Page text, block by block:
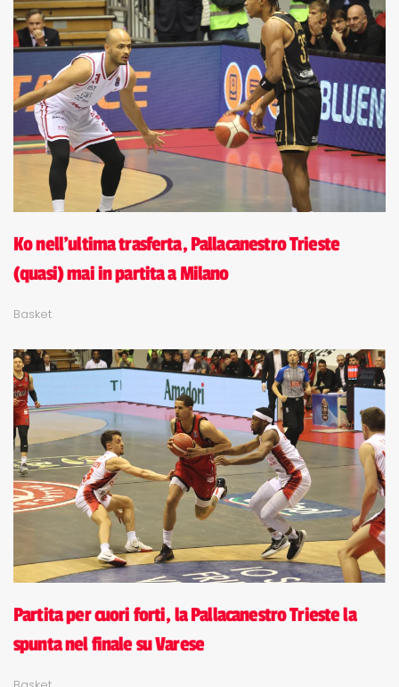
Ko nell'ultima trasferta, Pallacanestro Trieste
(quasi) mai in partita a Milano
Basket
Partita per cuori forti, la Pallacanestro Trieste la
spunta nel finale su Varese